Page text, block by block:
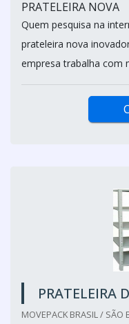
PRATELEIRA NOVA
Quem pesquisa na
prateleira nova
empresa trabalha com
PRATELEIRA
MOVEPACK BRASIL / SÃO